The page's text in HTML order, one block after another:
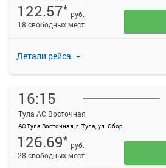
Детали рейса
122.57* руб.
18 свободных мест
16:15
Тула АС Восточная
АС Тула Восточная, г. Тула, ул. Оборонная, 83
126.69* руб.
28 свободных мест